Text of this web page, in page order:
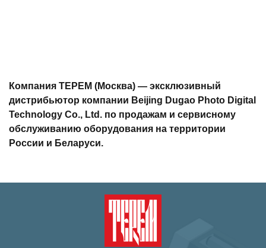
Компания ТЕРЕМ (Москва) — эксклюзивный
дистрибьютор компании Beijing Dugao Photo Digital
Technology Co., Ltd. по продажам и сервисному
обслуживанию оборудования на территории
России и Беларуси.